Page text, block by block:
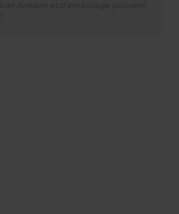
de livraison et d'emballage peuvent